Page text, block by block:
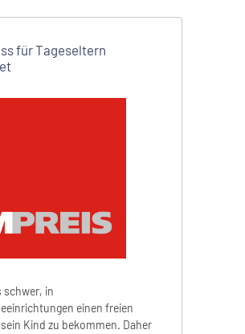
für Tageseltern
schwer, in
einen freien
Kind zu bekommen. Daher